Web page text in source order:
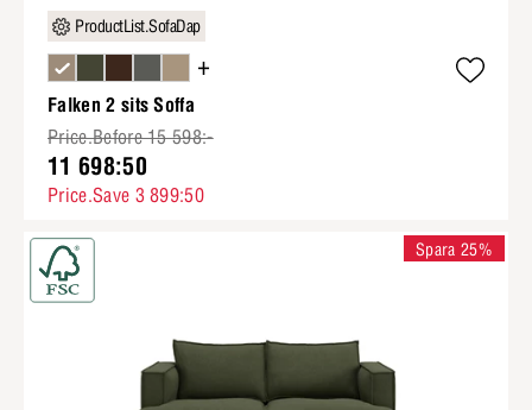
ProductList.SofaDap
+
Falken 2 sits Soffa
Price.Before 15 598:-
11 698:50
Price.Save 3 899:50
Spara 25%